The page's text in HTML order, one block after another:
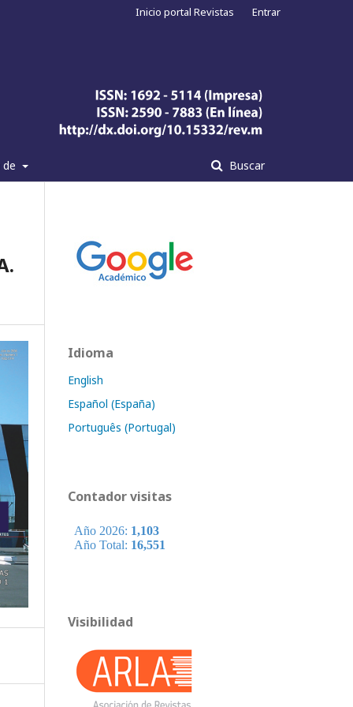
de Buscar
Inicio portal Revistas Entrar
Idioma
English
Español (España)
Português (Portugal)
Contador visitas
Visibilidad